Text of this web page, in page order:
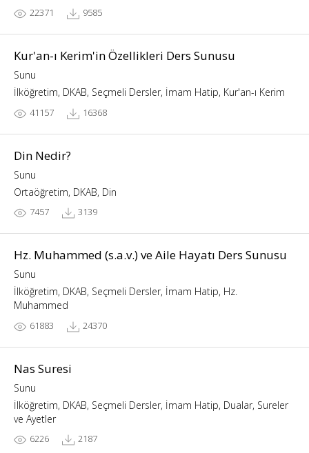
22371 9585
Kur'an-ı Kerim'in Özellikleri Ders Sunusu
Sunu
İlköğretim, DKAB, Seçmeli Dersler, İmam Hatip, Kur'an-ı Kerim
41157 16368
Din Nedir?
Sunu
Ortaöğretim, DKAB, Din
7457 3139
Hz. Muhammed (s.a.v.) ve Aile Hayatı Ders Sunusu
Sunu
İlköğretim, DKAB, Seçmeli Dersler, İmam Hatip, Hz.
Muhammed
61883 24370
Nas Suresi
Sunu
İlköğretim, DKAB, Seçmeli Dersler, İmam Hatip, Dualar, Sureler
ve Ayetler
6226 2187